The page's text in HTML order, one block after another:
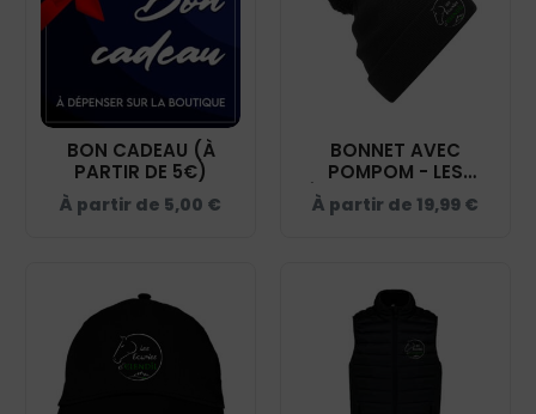
BON CADEAU (À
PARTIR DE 5€)
À partir de 5,00 €
BONNET AVEC
POMPOM - LES
ÉCURIES D'ELENDIL -
NOIR - BF426
À partir de 19,99 €